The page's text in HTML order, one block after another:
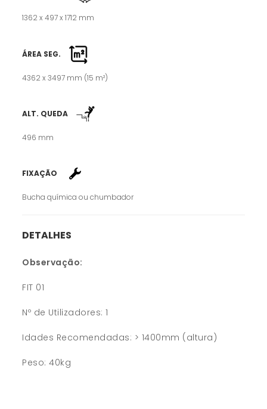
1362 x 497 x 1712 mm
ÁREA SEG.
4362 x 3497 mm (15 m²)
ALT. QUEDA
496 mm
FIXAÇÃO
Bucha química ou chumbador
DETALHES
Observação:
FIT 01
Nº de Utilizadores: 1
Idades Recomendadas: > 1400mm (altura)
Peso: 40kg